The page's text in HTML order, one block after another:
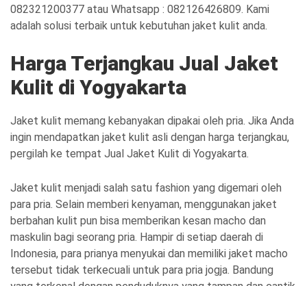
082321200377 atau Whatsapp : 082126426809. Kami
adalah solusi terbaik untuk kebutuhan jaket kulit anda.
Harga Terjangkau Jual Jaket
Kulit di Yogyakarta
Jaket kulit memang kebanyakan dipakai oleh pria. Jika Anda
ingin mendapatkan jaket kulit asli dengan harga terjangkau,
pergilah ke tempat Jual Jaket Kulit di Yogyakarta.
Jaket kulit menjadi salah satu fashion yang digemari oleh
para pria. Selain memberi kenyaman, menggunakan jaket
berbahan kulit pun bisa memberikan kesan macho dan
maskulin bagi seorang pria. Hampir di setiap daerah di
Indonesia, para prianya menyukai dan memiliki jaket macho
tersebut tidak terkecuali untuk para pria jogja. Bandung